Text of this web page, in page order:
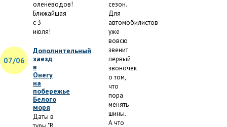
оленеводов!
Ближайшая
с 3
июля!
07/06
Дополнительный
заезд
в
Онегу
на
побережье
Белого
моря
Даты в
сезон.
Для
автомобилистов
уже
вовсю
звенит
первый
звоночек
о том,
что
пора
менять
шины.
А что